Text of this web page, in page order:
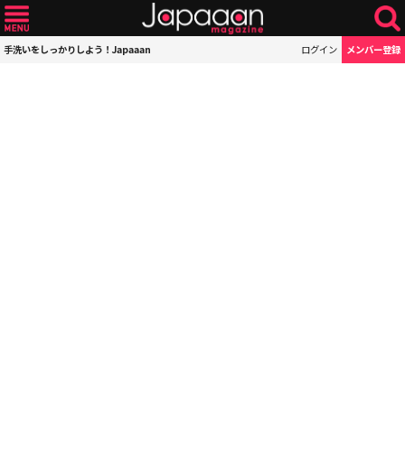
手洗いをしっかりしよう！Japaaan ログイン メンバー登録